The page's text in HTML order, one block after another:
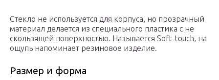
Стекло не используется для корпуса, но прозрачный
материал делается из специального пластика с не
скользящей поверхностью. Называется Soft-touch, на
ощупь напоминает резиновое изделие.
Размер и форма